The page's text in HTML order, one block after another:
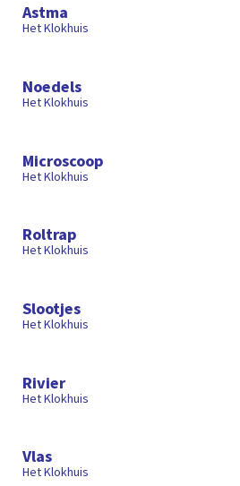
Astma
Het Klokhuis
Noedels
Het Klokhuis
Microscoop
Het Klokhuis
Roltrap
Het Klokhuis
Slootjes
Het Klokhuis
Rivier
Het Klokhuis
Vlas
Het Klokhuis